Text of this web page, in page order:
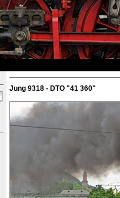
Jung 9318 - DTO "41 360"